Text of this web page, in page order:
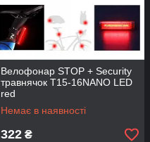
Велофонар STOP + Security
травнячoк T15-16NANO LED
red
Немає в наявності
322 ₴